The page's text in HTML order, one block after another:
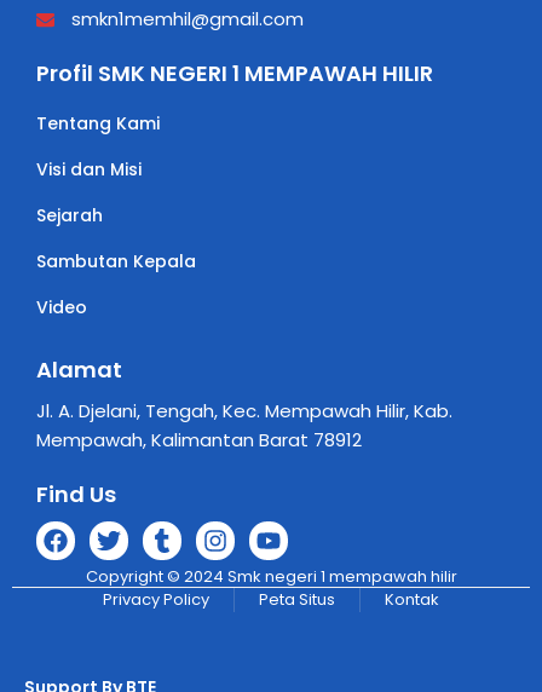
smkn1memhil@gmail.com
Profil SMK NEGERI 1 MEMPAWAH HILIR
Tentang Kami
Visi dan Misi
Sejarah
Sambutan Kepala
Video
Alamat
Jl. A. Djelani, Tengah, Kec. Mempawah Hilir, Kab.
Mempawah, Kalimantan Barat 78912
Find Us
Copyright © 2024 Smk negeri 1 mempawah hilir
Privacy Policy
Peta Situs Kontak